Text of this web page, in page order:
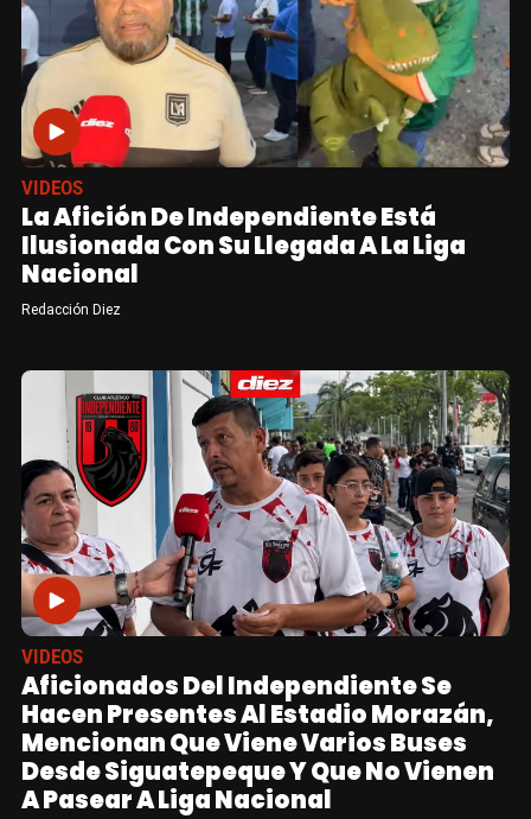
VIDEOS
La Afición De Independiente Está
Ilusionada Con Su Llegada A La Liga
Nacional
Redacción Diez
VIDEOS
Aficionados Del Independiente Se
Hacen Presentes Al Estadio Morazán,
Mencionan Que Viene Varios Buses
Desde Siguatepeque Y Que No Vienen
A Pasear A Liga Nacional